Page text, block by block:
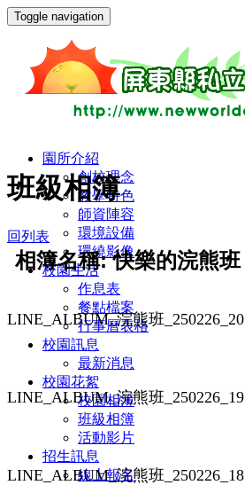
Toggle navigation
園所介紹
創校理念
教學特色
師資陣容
環境設備
環繞影像
校園生活
作息表
餐點檔案
行事曆表格
校園訊息
最新消息
校園花絮
校園相簿
班級相簿
活動影片
招生訊息
線上報名
班級相簿
回列表
相簿名稱: 快樂的浣熊班
LINE_ALBUM_浣熊班_250226_20
LINE_ALBUM_浣熊班_250226_19
LINE_ALBUM_浣熊班_250226_18